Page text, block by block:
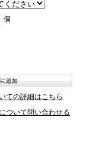
個
ての詳細はこちら
ついて問い合わせる